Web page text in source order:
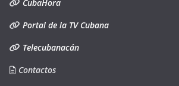
CubaHora
Portal de la TV Cubana
Telecubanacán
Contactos